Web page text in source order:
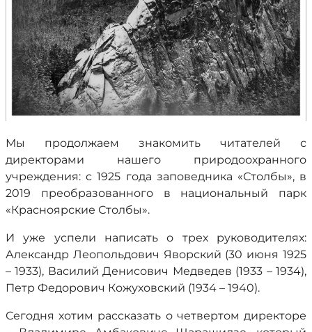
Мы продолжаем знакомить читателей с
директорами нашего природоохранного
учреждения: с 1925 года заповедника «Столбы», в
2019 преобразованного в национальный парк
«Красноярские Столбы».
И уже успели написать о трех руководителях:
Александр Леопольдович Яворский (30 июня 1925
– 1933), Василий Денисович Медведев (1933 – 1934),
Петр Федорович Кожуховский (1934 – 1940).
Сегодня хотим рассказать о четвертом директоре